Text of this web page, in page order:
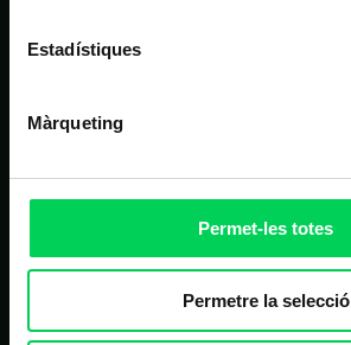
Estadístiques
Màrqueting
Permet-les totes
Permetre la selecció
Campus virtual
Homologació de proveïdors